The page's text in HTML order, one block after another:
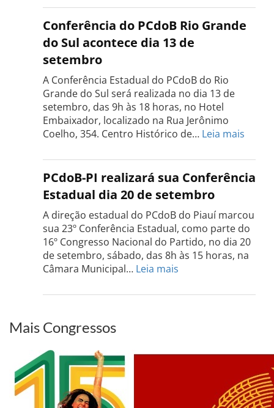
Estadual
do
Tocantins
será
realizada
dia
18
de
setembro
Conferência do PCdoB Rio Grande
do Sul acontece dia 13 de
setembro
A Conferência Estadual do PCdoB do Rio
Grande do Sul será realizada no dia 13 de
setembro, das 9h às 18 horas, no Hotel
Embaixador, localizado na Rua Jerônimo
Coelho, 354. Centro Histórico de… Leia mais
do
PCdoB
do
Sul
dia
PCdoB-PI realizará sua Conferência
Estadual dia 20 de setembro
A direção estadual do PCdoB do Piauí marcou
sua 23º Conferência Estadual, como parte do
16º Congresso Nacional do Partido, no dia 20
de setembro, sábado, das 8h às 15 horas, na
Câmara Municipal… Leia mais
PI
setembro
Mais Congressos